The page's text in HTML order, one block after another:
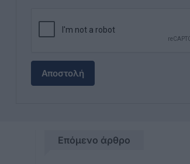
Αποστολή
Επόμενο άρθρο